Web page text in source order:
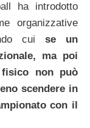
ha introdotto
organizzative
cuise un
ma poi
non può
scendere in
con il